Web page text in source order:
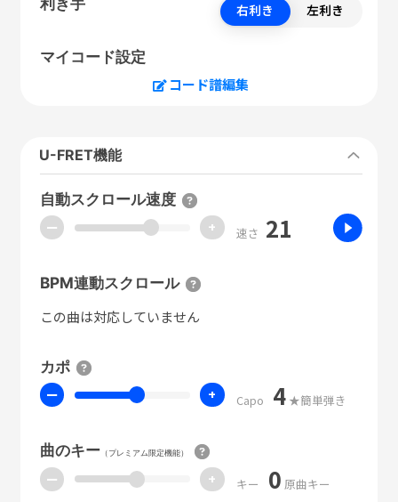
右利き 左利き
マイコード設定
コード譜編集
U-FRET機能
自動スクロール速度
ー + 速さ 21
BPM連動スクロール
この曲は対応していません
カポ
ー + Capo 4 ★簡単弾き
曲のキー（プレミアム限定機能）
ー + キー 0 原曲キー